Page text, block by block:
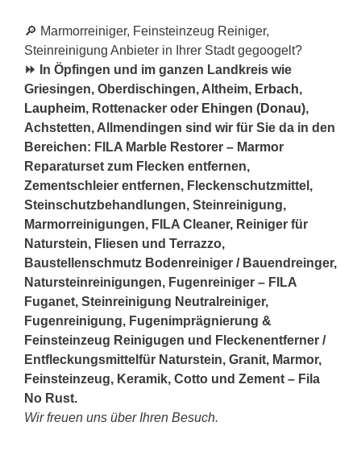
🔎 Marmorreiniger, Feinsteinzeug Reiniger,
Steinreinigung Anbieter in Ihrer Stadt gegoogelt?
⏩ In Öpfingen und im ganzen Landkreis wie
Griesingen, Oberdischingen, Altheim, Erbach,
Laupheim, Rottenacker oder Ehingen (Donau),
Achstetten, Allmendingen sind wir für Sie da in den
Bereichen: FILA Marble Restorer – Marmor
Reparaturset zum Flecken entfernen,
Zementschleier entfernen, Fleckenschutzmittel,
Steinschutzbehandlungen, Steinreinigung,
Marmorreinigungen, FILA Cleaner, Reiniger für
Naturstein, Fliesen und Terrazzo,
Baustellenschmutz Bodenreiniger / Bauendreinger,
Natursteinreinigungen, Fugenreiniger – FILA
Fuganet, Steinreinigung Neutralreiniger,
Fugenreinigung, Fugenimprägnierung &
Feinsteinzeug Reinigugen und Fleckenentferner /
Entfleckungsmittelfür Naturstein, Granit, Marmor,
Feinsteinzeug, Keramik, Cotto und Zement – Fila
No Rust.
Wir freuen uns über Ihren Besuch.